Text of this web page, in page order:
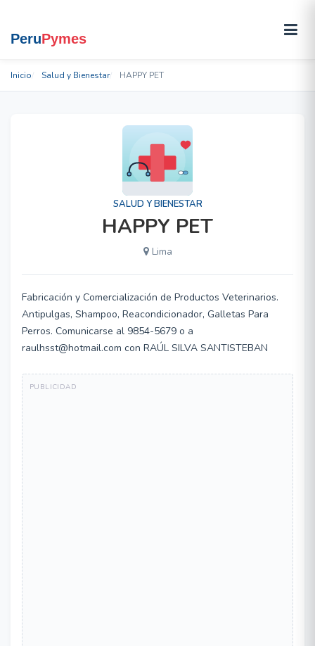
Inicio Salud y Bienestar HAPPY PET
SALUD Y BIENESTAR
HAPPY PET
Lima
Fabricación y Comercialización de Productos Veterinarios.
Antipulgas, Shampoo, Reacondicionador, Galletas Para
Perros. Comunicarse al 9854-5679 o a
raulhsst@hotmail.com con RAÚL SILVA SANTISTEBAN